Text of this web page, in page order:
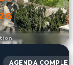
AGENDA COMPLET